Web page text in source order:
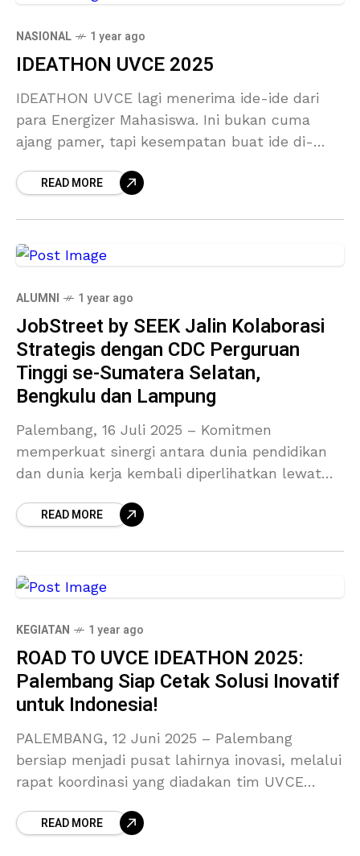
NASIONAL 1 year ago
IDEATHON UVCE 2025
IDEATHON UVCE lagi menerima ide-ide dari
para Energizer Mahasiswa. Ini bukan cuma
ajang pamer, tapi kesempatan buat ide di-
platform JADI BEJO! Siapa tahu
READ MORE
ALUMNI 1 year ago
JobStreet by SEEK Jalin Kolaborasi
Strategis dengan CDC Perguruan
Tinggi se-Sumatera Selatan,
Bengkulu dan Lampung
Palembang, 16 Juli 2025 – Komitmen
memperkuat sinergi antara dunia pendidikan
dan dunia kerja kembali diperlihatkan lewat
SEEK dan Tim Career Development Center
READ MORE
KEGIATAN 1 year ago
ROAD TO UVCE IDEATHON 2025:
Palembang Siap Cetak Solusi Inovatif
untuk Indonesia!
PALEMBANG, 12 Juni 2025 – Palembang
bersiap menjadi pusat lahirnya inovasi, melalui
rapat koordinasi yang diadakan tim UVCE
pada tanggal 12 Juni 2025, peta jalan
READ MORE